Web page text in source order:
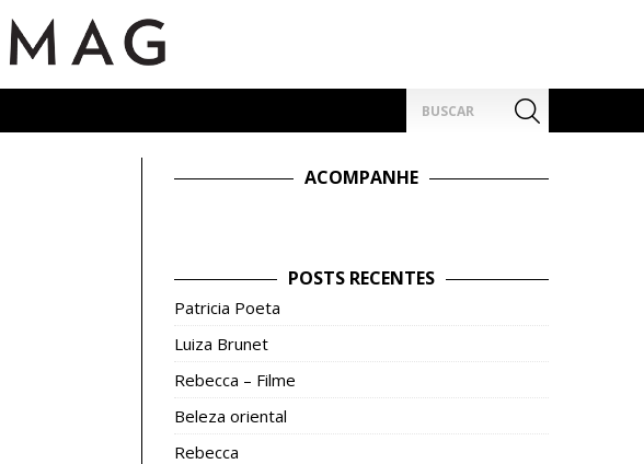
por:
ACOMPANHE
POSTS RECENTES
Patricia Poeta
Luiza Brunet
Rebecca – Filme
Beleza oriental
Rebecca